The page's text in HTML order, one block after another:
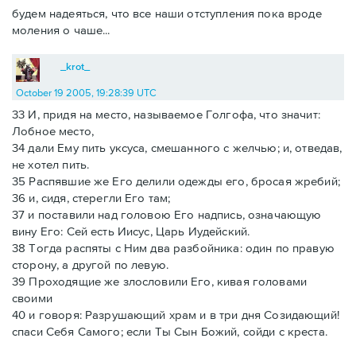
будем надеяться, что все наши отступления пока вроде
моления о чаше...
_krot_
October 19 2005, 19:28:39 UTC
33 И, придя на место, называемое Голгофа, что значит:
Лобное место,
34 дали Ему пить уксуса, смешанного с желчью; и, отведав,
не хотел пить.
35 Распявшие же Его делили одежды его, бросая жребий;
36 и, сидя, стерегли Его там;
37 и поставили над головою Его надпись, означающую
вину Его: Сей есть Иисус, Царь Иудейский.
38 Тогда распяты с Ним два разбойника: один по правую
сторону, а другой по левую.
39 Проходящие же злословили Его, кивая головами
своими
40 и говоря: Разрушающий храм и в три дня Созидающий!
спаси Себя Самого; если Ты Сын Божий, сойди с креста.